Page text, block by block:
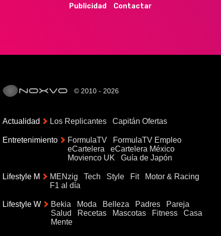
Publicidad
Contactar
© 2010 - 2026
Actualidad Los Replicantes Capitán Ofertas
Entretenimiento FormulaTV
FormulaTV Empleo
eCartelera
eCartelera México
Movienco UK
Guía de Japón
Lifestyle M MENzig Tech Style Fit
Motor & Racing
F1 al día
Lifestyle W Bekia Moda Belleza Padres
Pareja
Salud
Recetas Mascotas Fitness
Casa
Mente